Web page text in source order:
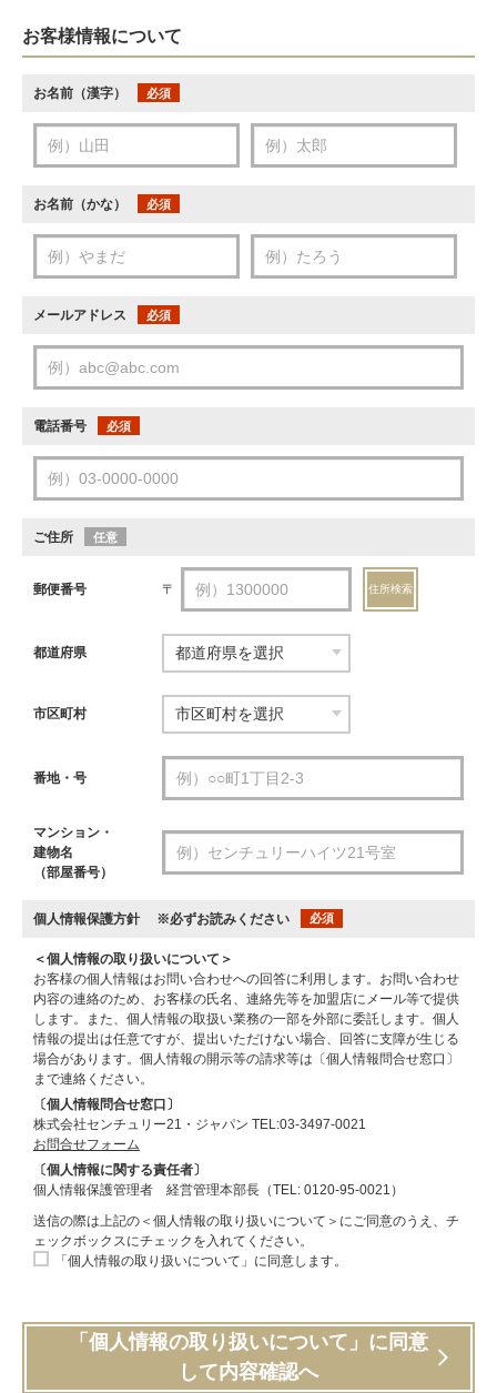
お客様情報について
お名前（漢字） 必須
お名前（かな） 必須
メールアドレス 必須
電話番号 必須
ご住所 任意
郵便番号 〒 住所検索
都道府県
市区町村
番地・号
マンション・
建物名
（部屋番号）
個人情報保護方針 ※必ずお読みください 必須
＜個人情報の取り扱いについて＞
お客様の個人情報はお問い合わせへの回答に利用します。お問い合わせ
内容の連絡のため、お客様の氏名、連絡先等を加盟店にメール等で提供
します。また、個人情報の取扱い業務の一部を外部に委託します。個人
情報の提出は任意ですが、提出いただけない場合、回答に支障が生じる
場合があります。個人情報の開示等の請求等は〔個人情報問合せ窓口〕
まで連絡ください。
〔個人情報問合せ窓口〕
株式会社センチュリー21・ジャパン TEL:03-3497-0021
お問合せフォーム
〔個人情報に関する責任者〕
個人情報保護管理者 経営管理本部長（TEL: 0120-95-0021）
送信の際は上記の＜個人情報の取り扱いについて＞にご同意のうえ、チ
ェックボックスにチェックを入れてください。
「個人情報の取り扱いについて」に同意します。
「個人情報の取り扱いについて」に同意
して内容確認へ